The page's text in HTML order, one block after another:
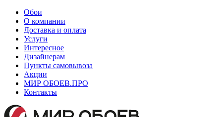
Обои
О компании
Доставка и оплата
Услуги
Интересное
Дизайнерам
Пункты самовывоза
Акции
МИР ОБОЕВ.ПРО
Контакты